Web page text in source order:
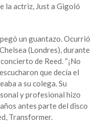
la actriz, Just a Gigoló
un guantazo. Ocurrió
(Londres), durante
de Reed. “¡No
que decía el
a su colega. Su
y profesional hizo
antes parte del disco
Transformer.